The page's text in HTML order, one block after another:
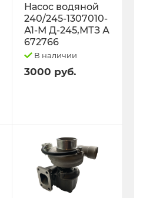
Насос водяной
240/245-1307010-
А1-М Д-245,МТЗ А
672766
В наличии
3000 руб.